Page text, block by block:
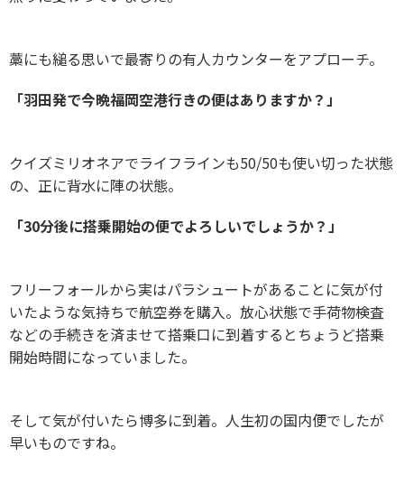
藁にも縋る思いで最寄りの有人カウンターをアプローチ。
「羽田発で今晩福岡空港行きの便はありますか？」
クイズミリオネアでライフラインも50/50も使い切った状態
の、正に背水に陣の状態。
「30分後に搭乗開始の便でよろしいでしょうか？」
フリーフォールから実はパラシュートがあることに気が付
いたような気持ちで航空券を購入。放心状態で手荷物検査
などの手続きを済ませて搭乗口に到着するとちょうど搭乗
開始時間になっていました。
そして気が付いたら博多に到着。人生初の国内便でしたが
早いものですね。